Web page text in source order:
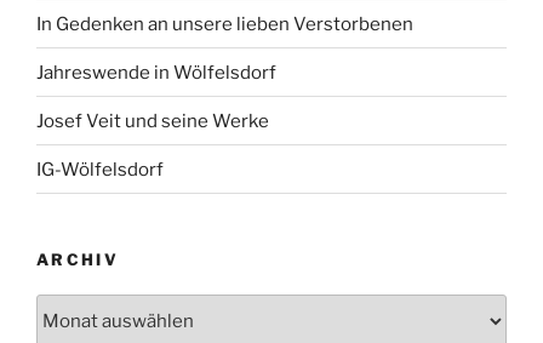
In Gedenken an unsere lieben Verstorbenen
Jahreswende in Wölfelsdorf
Josef Veit und seine Werke
IG-Wölfelsdorf
ARCHIV